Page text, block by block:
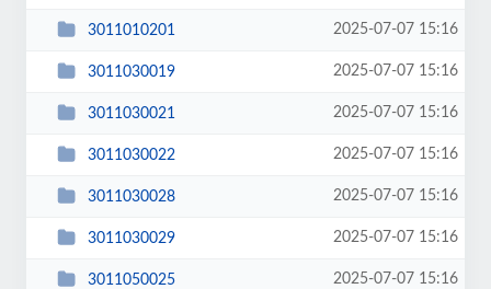
3011010201 2025-07-07 15:16
3011030019 2025-07-07 15:16
3011030021 2025-07-07 15:16
3011030022 2025-07-07 15:16
3011030028 2025-07-07 15:16
3011030029 2025-07-07 15:16
3011050025 2025-07-07 15:16